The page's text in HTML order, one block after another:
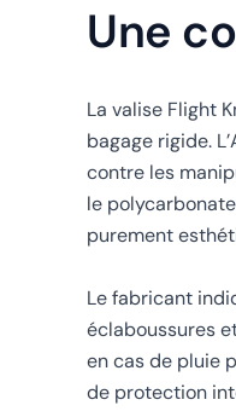
Une
La valise Flight
bagage rigide.
contre les
le
purement
Le fabricant
éclaboussures
en cas de pluie
de protection